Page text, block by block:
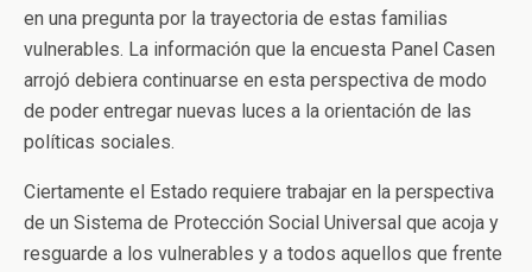
en una pregunta por la trayectoria de estas familias
vulnerables. La información que la encuesta Panel Casen
arrojó debiera continuarse en esta perspectiva de modo
de poder entregar nuevas luces a la orientación de las
políticas sociales.
Ciertamente el Estado requiere trabajar en la perspectiva
de un Sistema de Protección Social Universal que acoja y
resguarde a los vulnerables y a todos aquellos que frente